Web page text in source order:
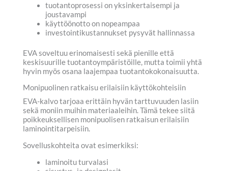
tuotantoprosessi on yksinkertaisempi ja
joustavampi
käyttöönotto on nopeampaa
investointikustannukset pysyvät hallinnassa
EVA soveltuu erinomaisesti sekä pienille että
keskisuurille tuotantoympäristöille, mutta toimii yhtä
hyvin myös osana laajempaa tuotantokokonaisuutta.
Monipuolinen ratkaisu erilaisiin käyttökohteisiin
EVA-kalvo tarjoaa erittäin hyvän tarttuvuuden lasiin
sekä moniin muihin materiaaleihin. Tämä tekee siitä
poikkeuksellisen monipuolisen ratkaisun erilaisiin
laminointitarpeisiin.
Sovelluskohteita ovat esimerkiksi:
laminoitu turvalasi